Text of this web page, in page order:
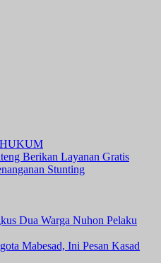
Berikan Layanan Gratis
Stunting
Dua Warga Nuhon Pelaku
Mabesad, Ini Pesan Kasad